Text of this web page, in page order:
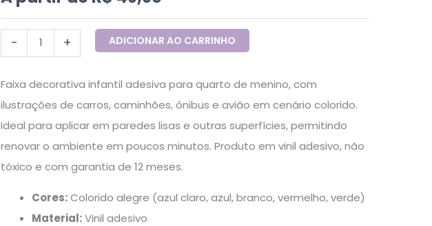
-
Carros
quantidade
+ ADICIONAR AO CARRINHO
Faixa decorativa infantil adesiva para quarto de menino, com
ilustrações de carros, caminhões, ônibus e avião em cenário colorido.
Ideal para aplicar em paredes lisas e outras superfícies, permitindo
renovar o ambiente em poucos minutos. Produto em vinil adesivo, não
tóxico e com garantia de 12 meses.
Cores:Colorido alegre (azul claro, azul, branco, vermelho, verde)
Material:Vinil adesivo